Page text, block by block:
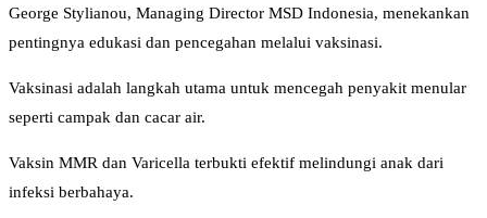
George Stylianou, Managing Director MSD Indonesia, menekankan
pentingnya edukasi dan pencegahan melalui vaksinasi.
Vaksinasi adalah langkah utama untuk mencegah penyakit menular
seperti campak dan cacar air.
Vaksin MMR dan Varicella terbukti efektif melindungi anak dari
infeksi berbahaya.